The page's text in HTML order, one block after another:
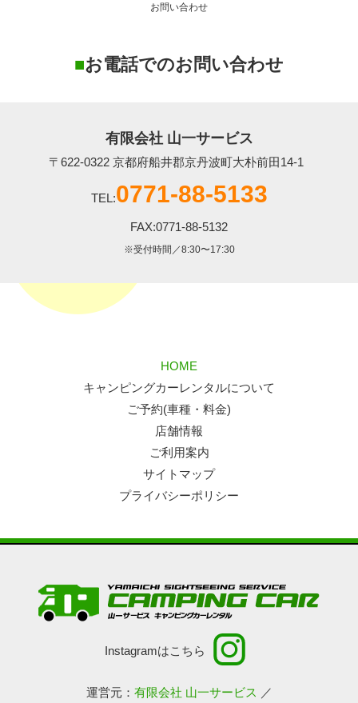
お問い合わせ
■お電話でのお問い合わせ
有限会社 山一サービス
〒622-0322 京都府船井郡京丹波町大朴前田14-1
TEL:0771-88-5133
FAX:0771-88-5132
※受付時間／8:30〜17:30
HOME
キャンピングカーレンタルについて
ご予約(車種・料金)
店舗情報
ご利用案内
サイトマップ
プライバシーポリシー
Instagramはこちら
運営元： 有限会社 山一サービス ／